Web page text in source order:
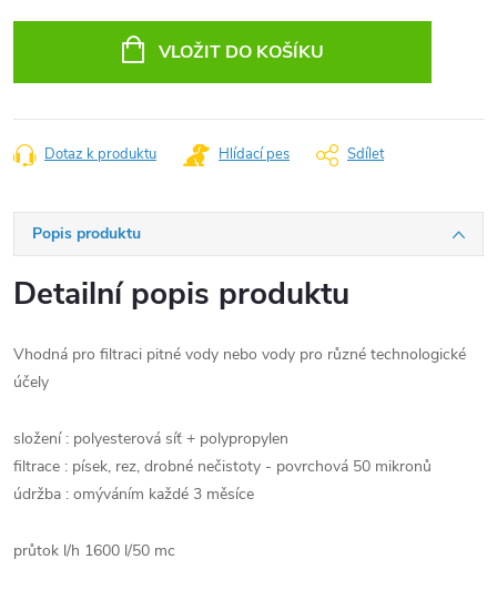
VLOŽIT DO KOŠÍKU
Dotaz k produktu Hlídací pes Sdílet
Popis produktu
Detailní popis produktu
Vhodná pro filtraci pitné vody nebo vody pro různé technologické
účely
složení : polyesterová síť + polypropylen
filtrace : písek, rez, drobné nečistoty - povrchová 50 mikronů
údržba : omýváním každé 3 měsíce
průtok l/h 1600 l/50 mc